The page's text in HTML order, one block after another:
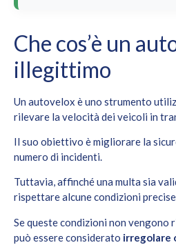
Che cos’è un
illegittimo
Un autovelox è uno strumento
rilevare la velocità dei veicoli in
Il suo obiettivo è migliorare la
numero di incidenti.
Tuttavia, affinché una multa sia
rispettare alcune condizioni
Se queste condizioni non
può essere considerato irregolare